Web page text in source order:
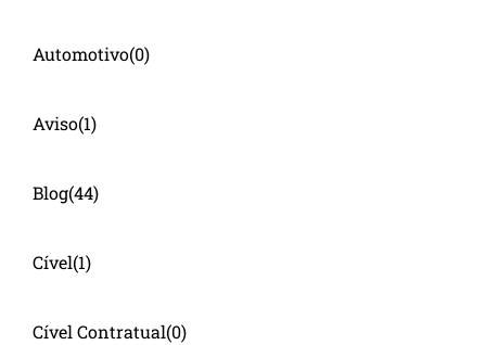
Automotivo(0)
Aviso(1)
Blog(44)
Cível(1)
Cível Contratual(0)